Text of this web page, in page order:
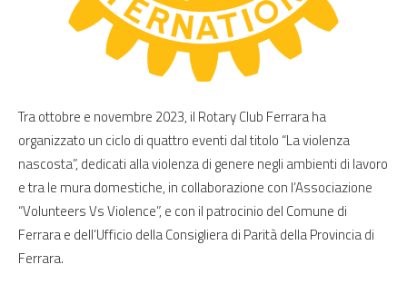
Tra ottobre e novembre 2023, il Rotary Club Ferrara ha
organizzato un ciclo di quattro eventi dal titolo “La violenza
nascosta”, dedicati alla violenza di genere negli ambienti di lavoro
e tra le mura domestiche, in collaborazione con l’Associazione
“Volunteers Vs Violence”, e con il patrocinio del Comune di
Ferrara e dell’Ufficio della Consigliera di Parità della Provincia di
Ferrara.